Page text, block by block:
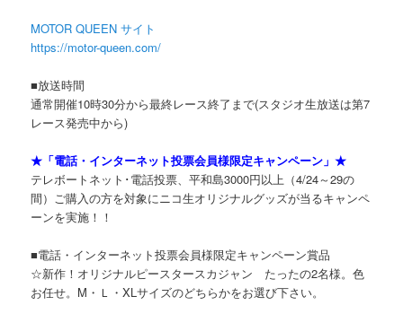
MOTOR QUEEN サイト
https://motor-queen.com/
■放送時間
通常開催10時30分から最終レース終了まで(スタジオ生放送は第7
レース発売中から)
★「電話・インターネット投票会員様限定キャンペーン」★
テレボートネット･電話投票、平和島3000円以上（4/24～29の
間）ご購入の方を対象にニコ生オリジナルグッズが当るキャンペ
ーンを実施！！
■電話・インターネット投票会員様限定キャンペーン賞品
☆新作！オリジナルピースタースカジャン たったの2名様。色
お任せ。M・Ｌ・XLサイズのどちらかをお選び下さい。